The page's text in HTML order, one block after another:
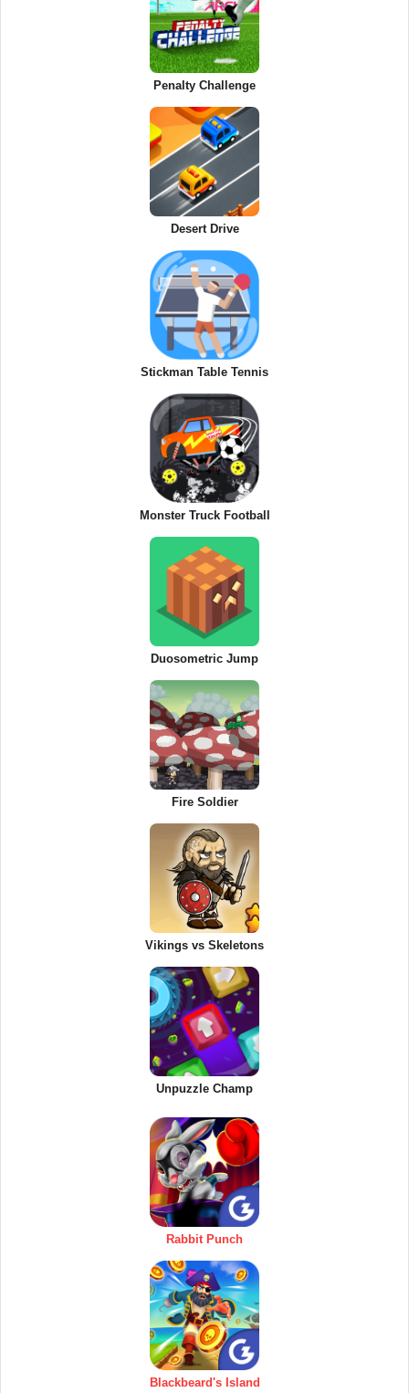
Penalty Challenge
Desert Drive
Stickman Table Tennis
Monster Truck Football
Duosometric Jump
Fire Soldier
Vikings vs Skeletons
Unpuzzle Champ
Rabbit Punch
Blackbeard's Island